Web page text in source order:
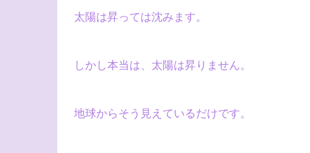
太陽は昇っては沈みます。
しかし本当は、太陽は昇りません。
地球からそう見えているだけです。